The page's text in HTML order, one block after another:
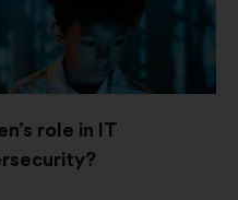
role in IT